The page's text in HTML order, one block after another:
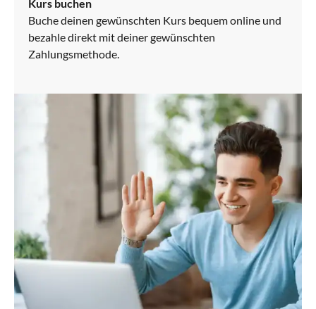
Kurs buchen
Buche deinen gewünschten Kurs bequem online und
bezahle direkt mit deiner gewünschten
Zahlungsmethode.